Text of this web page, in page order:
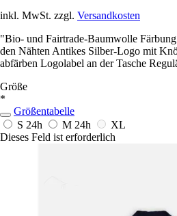
inkl. MwSt. zzgl. Versandkosten
"Bio- und Fairtrade-Baumwolle
den Nähten Antikes Silber-Logo mit
abfärben Logolabel an der Tasche
Größe
*
Größentabelle
S 24h M 24h
XL
Dieses Feld ist erforderlich